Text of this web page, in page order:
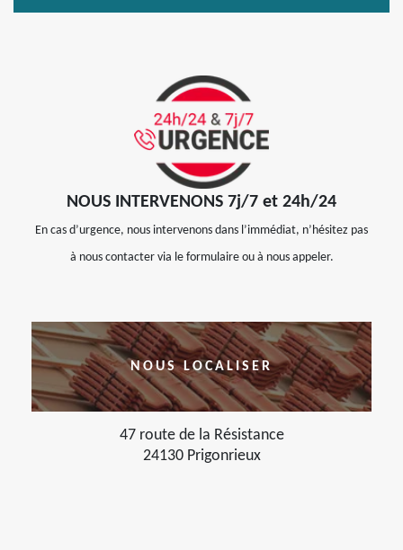
NOUS INTERVENONS 7j/7 et 24h/24
En cas d’urgence, nous intervenons dans l’immédiat, n’hésitez pas
à nous contacter via le formulaire ou à nous appeler.
NOUS LOCALISER
47 route de la Résistance
24130 Prigonrieux